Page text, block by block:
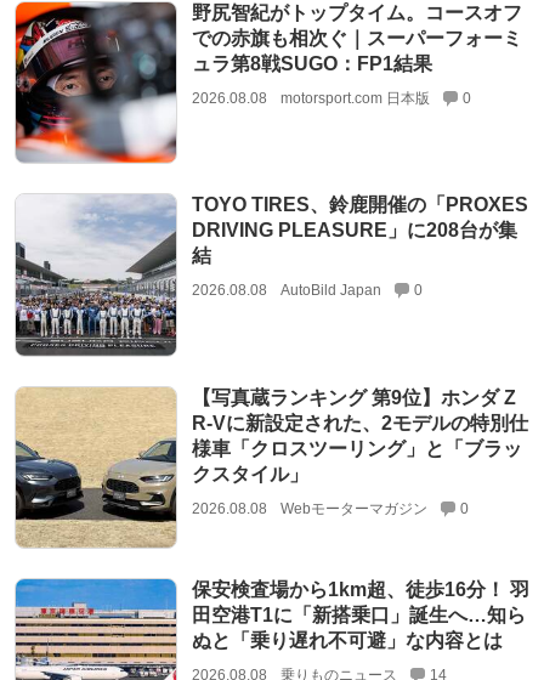
野尻智紀がトップタイム。コースオフ
での赤旗も相次ぐ｜スーパーフォーミ
ュラ第8戦SUGO：FP1結果
2026.08.08 motorsport.com 日本版 0
TOYO TIRES、鈴鹿開催の「PROXES
DRIVING PLEASURE」に208台が集
結
2026.08.08 AutoBild Japan 0
【写真蔵ランキング 第9位】ホンダ Z
R-Vに新設定された、2モデルの特別仕
様車「クロスツーリング」と「ブラッ
クスタイル」
2026.08.08 Webモーターマガジン 0
保安検査場から1km超、徒歩16分！ 羽
田空港T1に「新搭乗口」誕生へ…知ら
ぬと「乗り遅れ不可避」な内容とは
2026.08.08 乗りものニュース 14